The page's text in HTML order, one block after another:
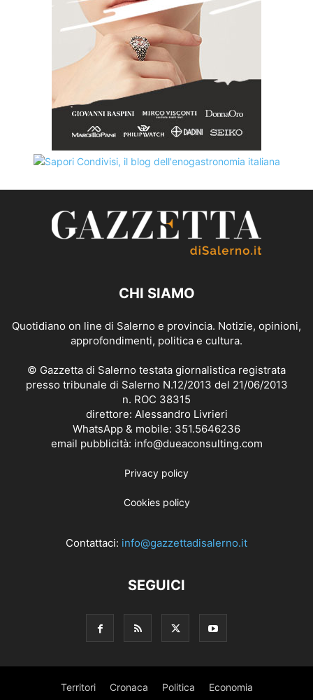
CHI SIAMO
Quotidiano on line di Salerno e provincia. Notizie, opinioni,
approfondimenti, politica e cultura.
© Gazzetta di Salerno testata giornalistica registrata
presso tribunale di Salerno N.12/2013 del 21/06/2013
n. ROC 38315
direttore: Alessandro Livrieri
WhatsApp & mobile: 351.5646236
email pubblicità: info@dueaconsulting.com
Privacy policy
Cookies policy
Contattaci: info@gazzettadisalerno.it
SEGUICI
Territori Cronaca Politica Economia